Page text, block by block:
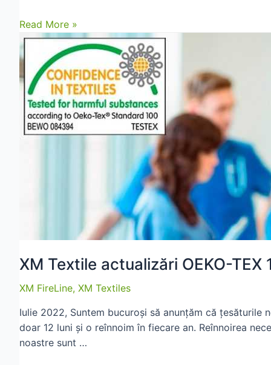
XM
Textiles
updates
OEKO-
TEX
100
Certificate
(2023-
Read More »
XM Textile actualizări OEKO-
XM FireLine, XM Textiles
Iulie 2022, Suntem bucuroși să anunțăm că
doar 12 luni și o reînnoim în fiecare an. Reînnoirea
noastre sunt …